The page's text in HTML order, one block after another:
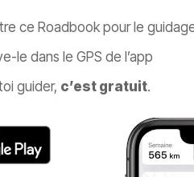
ce Roadbook pour le
le dans le GPS de l’app
guider, c’est gratuit.